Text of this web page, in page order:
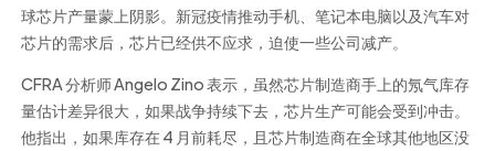
球芯片产量蒙上阴影。新冠疫情推动手机、笔记本电脑以及汽车对
芯片的需求后，芯片已经供不应求，迫使一些公司减产。
CFRA 分析师 Angelo Zino 表示，虽然芯片制造商手上的氖气库存
量估计差异很大，如果战争持续下去，芯片生产可能会受到冲击。
他指出，如果库存在 4 月前耗尽，且芯片制造商在全球其他地区没